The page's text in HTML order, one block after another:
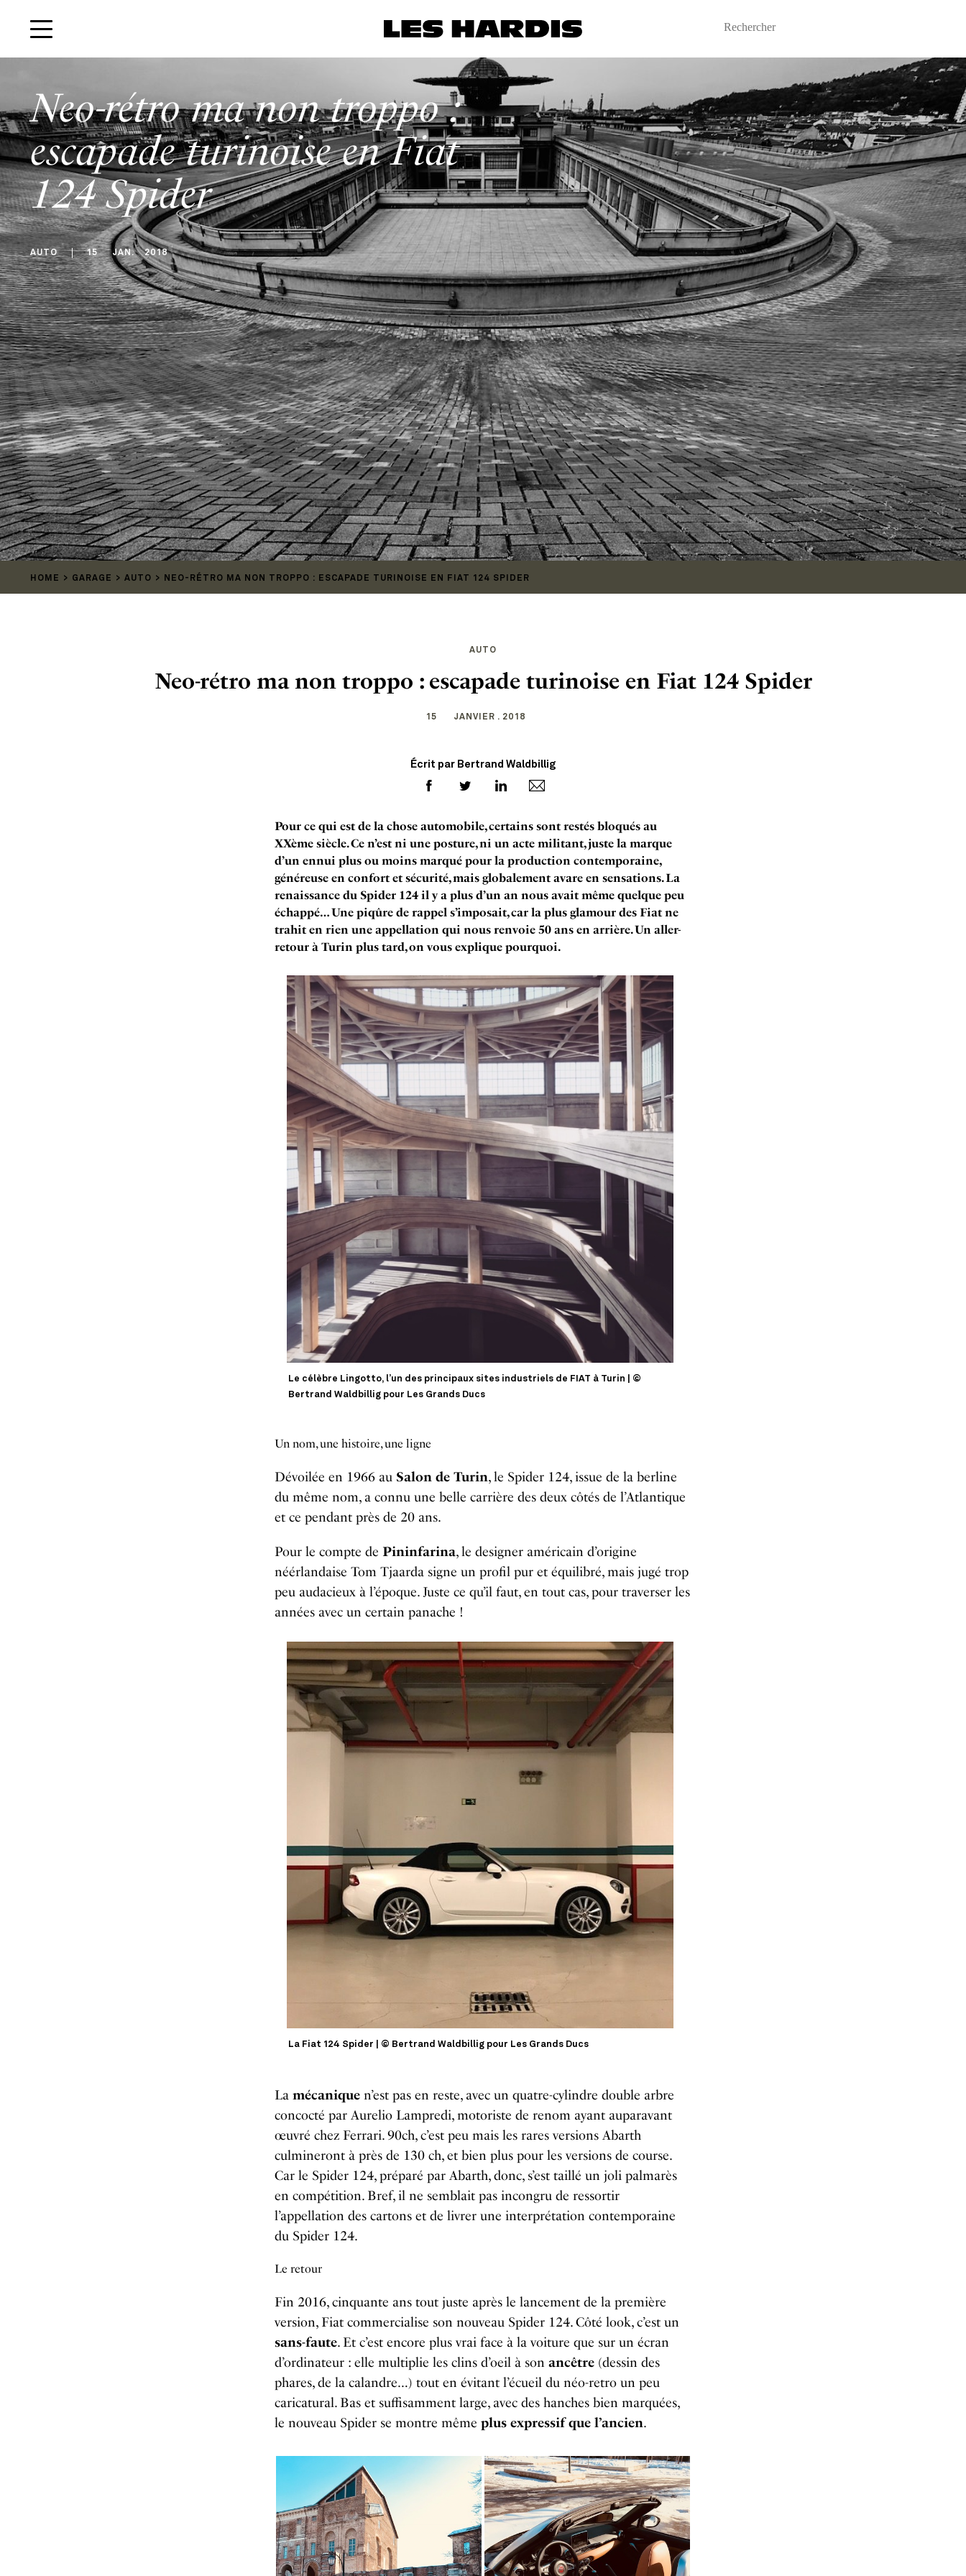
Neo-rétro ma non troppo :
escapade turinoise en Fiat
124 Spider
AUTO 15 JAN . 2018
HOME GARAGE AUTO NEO-RÉTRO MA NON TROPPO : ESCAPADE TURINOISE EN FIAT 124 SPIDER
AUTO
Neo-rétro ma non troppo : escapade turinoise en Fiat 124 Spider
15 JANVIER . 2018
Écrit par Bertrand Waldbillig
Pour ce qui est de la chose automobile, certains sont restés bloqués au
XXème siècle. Ce n’est ni une posture, ni un acte militant, juste la marque
d’un ennui plus ou moins marqué pour la production contemporaine,
généreuse en confort et sécurité, mais globalement avare en sensations. La
renaissance du Spider 124 il y a plus d’un an nous avait même quelque peu
échappé… Une piqûre de rappel s’imposait, car la plus glamour des Fiat ne
trahit en rien une appellation qui nous renvoie 50 ans en arrière. Un aller-
retour à Turin plus tard, on vous explique pourquoi.
Le célèbre Lingotto, l’un des principaux sites industriels de FIAT à Turin | ©
Bertrand Waldbillig pour Les Grands Ducs
Un nom, une histoire, une ligne
Dévoilée en 1966 au Salon de Turin, le Spider 124, issue de la berline
du même nom, a connu une belle carrière des deux côtés de l’Atlantique
et ce pendant près de 20 ans.
Pour le compte de Pininfarina, le designer américain d’origine
néérlandaise Tom Tjaarda signe un profil pur et équilibré, mais jugé trop
peu audacieux à l’époque. Juste ce qu’il faut, en tout cas, pour traverser les
années avec un certain panache !
La Fiat 124 Spider | © Bertrand Waldbillig pour Les Grands Ducs
La mécanique n’est pas en reste, avec un quatre-cylindre double arbre
concocté par Aurelio Lampredi, motoriste de renom ayant auparavant
œuvré chez Ferrari. 90ch, c’est peu mais les rares versions Abarth
culmineront à près de 130 ch, et bien plus pour les versions de course.
Car le Spider 124, préparé par Abarth, donc, s’est taillé un joli palmarès
en compétition. Bref, il ne semblait pas incongru de ressortir
l’appellation des cartons et de livrer une interprétation contemporaine
du Spider 124.
Le retour
Fin 2016, cinquante ans tout juste après le lancement de la première
version, Fiat commercialise son nouveau Spider 124. Côté look, c’est un
sans-faute. Et c’est encore plus vrai face à la voiture que sur un écran
d’ordinateur : elle multiplie les clins d’oeil à son ancêtre (dessin des
phares, de la calandre…) tout en évitant l’écueil du néo-retro un peu
caricatural. Bas et suffisamment large, avec des hanches bien marquées,
le nouveau Spider se montre même plus expressif que l’ancien.